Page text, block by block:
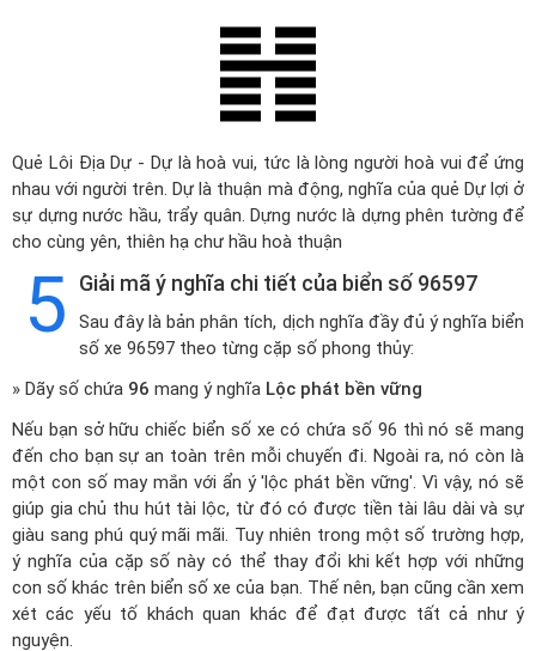
Quẻ Lôi Địa Dự - Dự là hoà vui, tức là lòng người hoà vui để ứng
nhau với người trên. Dự là thuận mà động, nghĩa của quẻ Dự lợi ở
sự dựng nước hầu, trẩy quân. Dựng nước là dựng phên tường để
cho cùng yên, thiên hạ chư hầu hoà thuận
5 Giải mã ý nghĩa chi tiết của biển số 96597
Sau đây là bản phân tích, dịch nghĩa đầy đủ ý nghĩa biển
số xe 96597 theo từng cặp số phong thủy:
» Dãy số chứa 96 mang ý nghĩa Lộc phát bền vững
Nếu bạn sở hữu chiếc biển số xe có chứa số 96 thì nó sẽ mang
đến cho bạn sự an toàn trên mỗi chuyến đi. Ngoài ra, nó còn là
một con số may mắn với ẩn ý 'lộc phát bền vững'. Vì vậy, nó sẽ
giúp gia chủ thu hút tài lộc, từ đó có được tiền tài lâu dài và sự
giàu sang phú quý mãi mãi. Tuy nhiên trong một số trường hợp,
ý nghĩa của cặp số này có thể thay đổi khi kết hợp với những
con số khác trên biển số xe của bạn. Thế nên, bạn cũng cần xem
xét các yếu tố khách quan khác để đạt được tất cả như ý
nguyện.